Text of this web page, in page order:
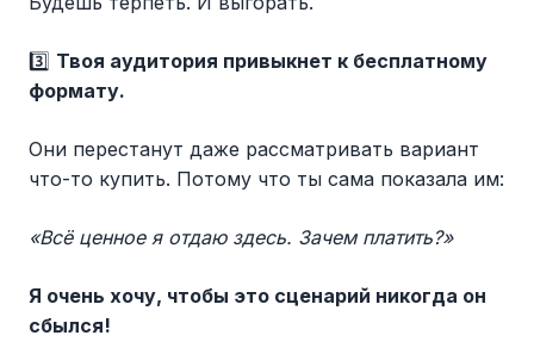
3️⃣ Твоя аудитория привыкнет к бесплатному
формату.
Они перестанут даже рассматривать вариант
что-то купить. Потому что ты сама показала им:
«Всё ценное я отдаю здесь. Зачем платить?»
Я очень хочу, чтобы это сценарий никогда он
сбылся!